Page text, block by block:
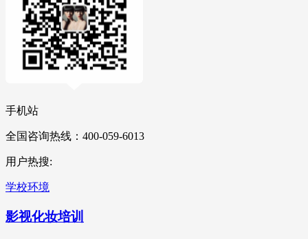
手机站
全国咨询热线：400-059-6013
用户热搜:
学校环境
影视化妆培训